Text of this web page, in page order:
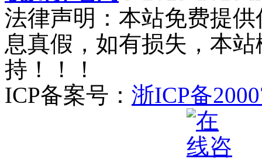
法律声明：本站免费提
息真假，如有损失，本
持！！！
ICP备案号： 浙ICP备